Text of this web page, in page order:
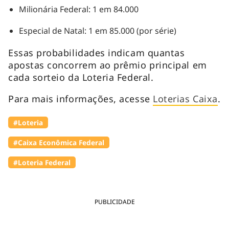
PUBLICIDADE
Milionária Federal: 1 em 84.000
Especial de Natal: 1 em 85.000 (por série)
Essas probabilidades indicam quantas
apostas concorrem ao prêmio principal em
cada sorteio da Loteria Federal.
Para mais informações, acesse Loterias Caixa.
#Loteria
#Caixa Econômica Federal
#Loteria Federal